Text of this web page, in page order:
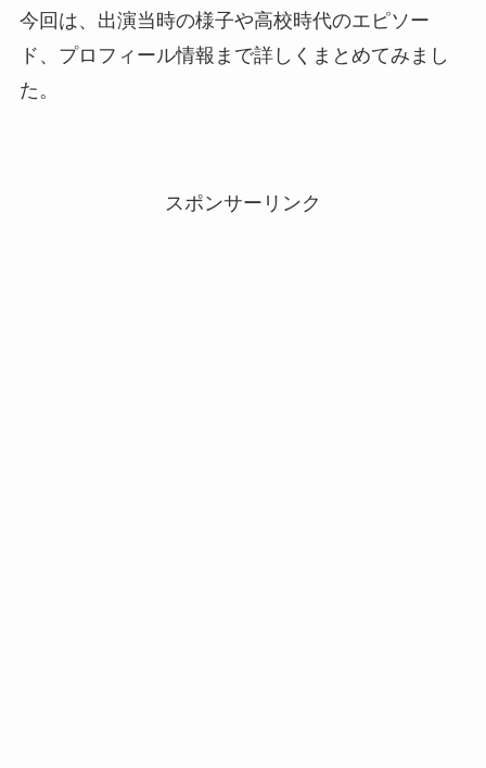
今回は、出演当時の様子や高校時代のエピソー
ド、プロフィール情報まで詳しくまとめてみまし
た。
スポンサーリンク